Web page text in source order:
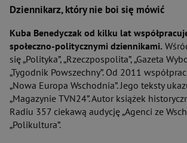
Dziennikarz, który nie boi się mówić
Kuba Benedyczak od kilku lat
społeczno-politycznymi dziennikami.
się „Polityka”, „Rzeczpospolita”, „Gazeta
„Tygodnik Powszechny”. Od 2011
„Nowa Europa Wschodnia”. Jego teksty
„Magazynie TVN24”. Autor książek
Radiu 357 ciekawą audycję „Agenci ze
„Polikultura”.